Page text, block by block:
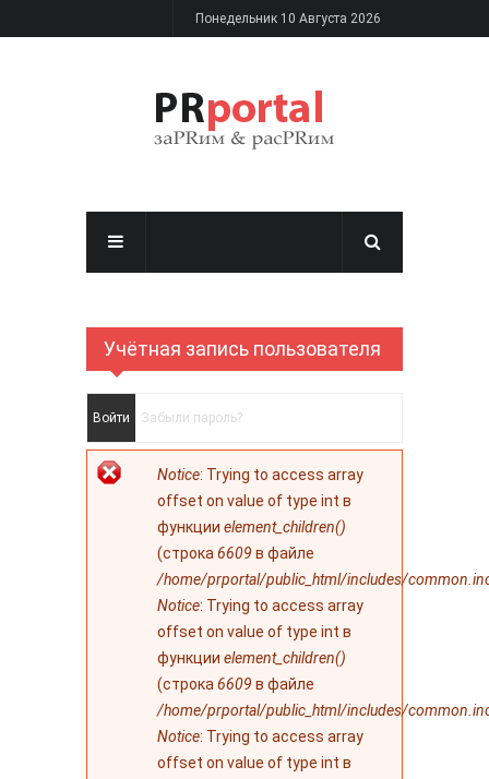
Перейти к основному содержаниюПонедельник 10 Августа 2026
Учётная запись пользователя
Главные вкладки
Войти (активная вкладка)
Забыли пароль?
Сообщение об
ошибке
Notice: Trying to access array
offset on value of type int в
функции element_children()
(строка 6609 в файле
/home/prportal/public_html/includes/
Notice: Trying to access array
offset on value of type int в
функции element_children()
(строка 6609 в файле
/home/prportal/public_html/includes/
Notice: Trying to access array
offset on value of type int в